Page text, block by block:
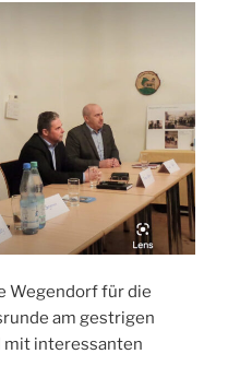
Wegendorf für die
am gestrigen
mit interessanten